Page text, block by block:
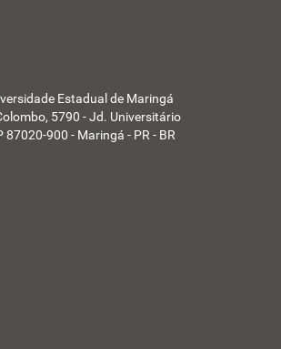
Estadual de Maringá
5790 - Jd. Universitário
87020-900 - Maringá - PR - BR